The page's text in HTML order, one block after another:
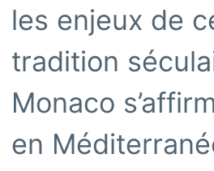
les enjeux de
tradition
Monaco
en